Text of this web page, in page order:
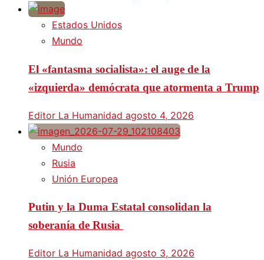
Estados Unidos
Mundo
El «fantasma socialista»: el auge de la
«izquierda» demócrata que atormenta a Trump
Editor La Humanidad agosto 4, 2026
Mundo
Rusia
Unión Europea
Putin y la Duma Estatal consolidan la
soberanía de Rusia
Editor La Humanidad agosto 3, 2026